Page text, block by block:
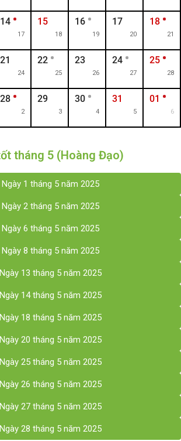
14
17
15
18
16
19
17
20
18
21
21
24
22
25
23
26
24
27
25
28
28
2
29
3
30
4
31
5
01
6
tháng 5 (Hoàng Đạo)
Ngày 1 tháng 5 năm 2025
Ngày 2 tháng 5 năm 2025
Ngày 6 tháng 5 năm 2025
Ngày 8 tháng 5 năm 2025
Ngày 13 tháng 5 năm 2025
Ngày 14 tháng 5 năm 2025
Ngày 18 tháng 5 năm 2025
Ngày 20 tháng 5 năm 2025
Ngày 25 tháng 5 năm 2025
Ngày 26 tháng 5 năm 2025
Ngày 27 tháng 5 năm 2025
Ngày 28 tháng 5 năm 2025